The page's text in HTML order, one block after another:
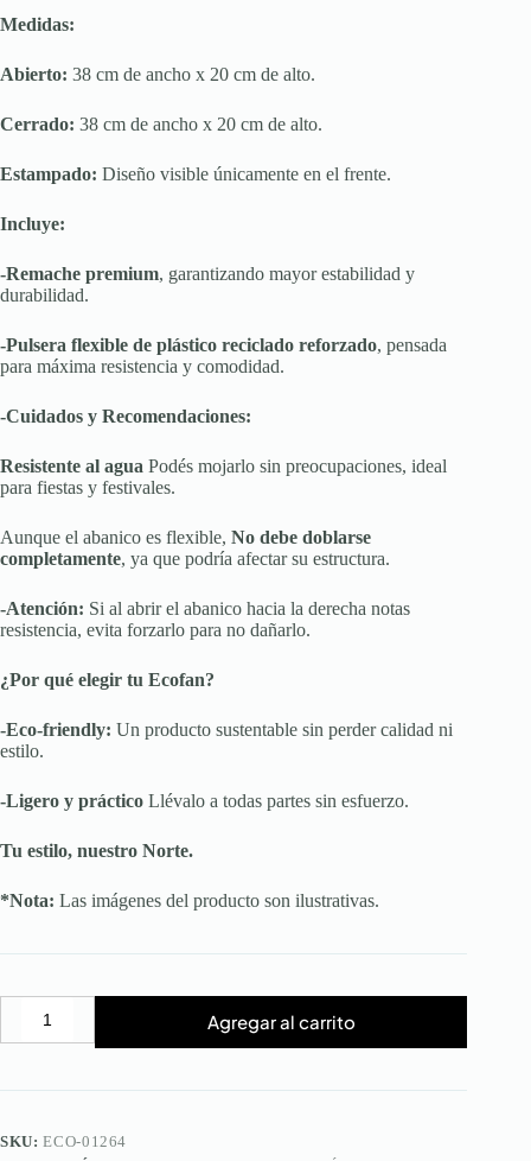
Medidas:
Abierto: 38 cm de ancho x 20 cm de alto.
Cerrado: 38 cm de ancho x 20 cm de alto.
Estampado: Diseño visible únicamente en el frente.
Incluye:
-Remache premium, garantizando mayor estabilidad y
durabilidad.
-Pulsera flexible de plástico reciclado reforzado, pensada
para máxima resistencia y comodidad.
-Cuidados y Recomendaciones:
Resistente al agua Podés mojarlo sin preocupaciones, ideal
para fiestas y festivales.
Aunque el abanico es flexible, No debe doblarse
completamente, ya que podría afectar su estructura.
-Atención: Si al abrir el abanico hacia la derecha notas
resistencia, evita forzarlo para no dañarlo.
¿Por qué elegir tu Ecofan?
-Eco-friendly: Un producto sustentable sin perder calidad ni
estilo.
-Ligero y práctico Llévalo a todas partes sin esfuerzo.
Tu estilo, nuestro Norte.
*Nota: Las imágenes del producto son ilustrativas.
Ecofan
Pocket
Violet
Agregar al carrito
SKU:ECO-01264